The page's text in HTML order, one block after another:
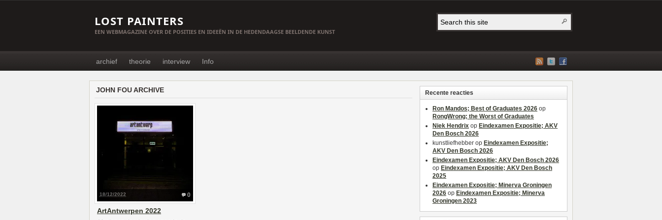
LOST PAINTERS
EEN WEBMAGAZINE OVER DE POSITIES EN IDEEËN IN DE HEDENDAAGSE BEELDENDE KUNST
archief theorie interview Info
JOHN FOU ARCHIVE
0
18/12/2022
ArtAntwerpen 2022
Recente reacties
Ron Mandos; Best of Graduates 2026 op
RongWrong; the Worst of Graduates
Niek Hendrix op Eindexamen Expositie; AKV
Den Bosch 2026
kunstliefhebber op Eindexamen Expositie;
AKV Den Bosch 2026
Eindexamen Expositie; AKV Den Bosch 2026
op Eindexamen Expositie; AKV Den Bosch
2025
Eindexamen Expositie; Minerva Groningen
2026 op Eindexamen Expositie; Minerva
Groningen 2023